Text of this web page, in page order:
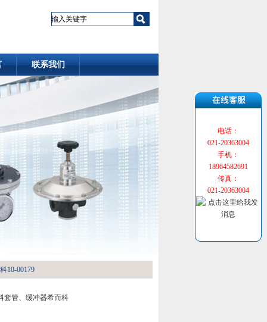
联系我们
10-00179
套管、缓冲器希而科
电话：
021-20363004
手机：
18964582691
传真：
021-20363004